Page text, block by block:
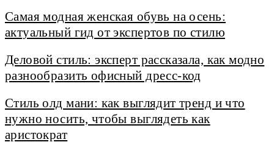
Самая модная женская обувь на осень:
актуальный гид от экспертов по стилю
Деловой стиль: эксперт рассказала, как модно
разнообразить офисный дресс-код
Стиль олд мани: как выглядит тренд и что
нужно носить, чтобы выглядеть как
аристократ